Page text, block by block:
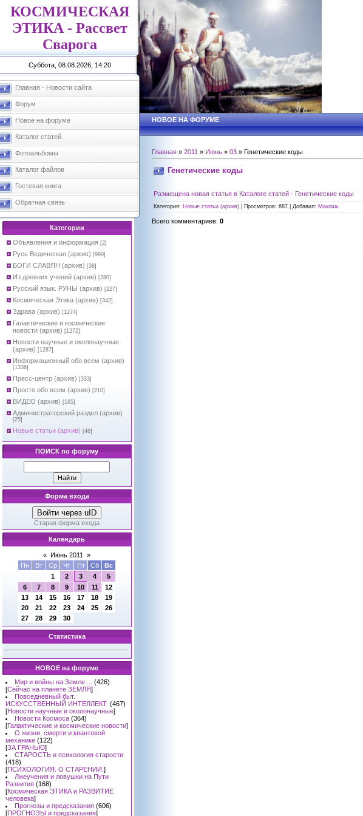
КОСМИЧЕСКАЯ
ЭТИКА - Рассвет
Сварога
Суббота, 08.08.2026, 14:20
Главная - Новости сайта
Форум
Новое на форуме
Каталог статей
Фотоальбомы
Каталог файлов
Гостевая книга
Обратная связь
Категории
Объявления и информация [2]
Русь Ведическая (архив) [990]
БОГИ СЛАВЯН (архив) [38]
Из древних учений (архив) [280]
Русский язык. РУНЫ (архив) [227]
Космическая Этика (архив) [342]
Здрава (архив) [1274]
Галактические и космические
новости (архив) [1272]
Новости научные и околонаучные
(архив) [1287]
Информационный обо всем (архив)
[1336]
Пресс-центр (архив) [333]
Просто обо всем (архив) [210]
ВИДЕО (архив) [165]
Администраторский раздел (архив)
[25]
Новые статьи (архив) [48]
ПОИСК по форуму
Форма входа
Войти через uID
Старая форма входа
Календарь
« Июнь 2011
»
Пн
Вт Ср Чт Пт Сб
Вс
1
2 3 4
5
6
7 8 9 10 11
12
13
14 15 16 17 18
19
20
21 22 23 24 25
26
27
28 29 30
Статистика
НОВОЕ на форуме
Мир и войны на Земле ...
(426)
[Сейчас на планете ЗЕМЛЯ]
Повседневный быт.
ИСКУССТВЕННЫЙ ИНТЕЛЛЕКТ. (467)
[Новости научные и околонаучные]
Новости Космоса (364)
[Галактические и космические новости]
О жизни, смерти и квантовой
механике (122)
[ЗА ГРАНЬЮ]
СТАРОСТЬ и психология старости
(418)
[ПСИХОЛОГИЯ. О СТАРЕНИИ. ]
Лжеучения и ловушки на Пути
Развития (168)
[Космическая ЭТИКА и РАЗВИТИЕ
человека]
Прогнозы и предсказания (606)
[ПРОГНОЗЫ и предсказания]
НОВОЕ НА ФОРУМЕ
Главная » 2011 » Июнь » 03 » Генетические коды
Генетические коды
Размещена новая статья в Каталоге статей - Генетические коды
Категория: Новые статьи (архив) Просмотров: 687 | Добавил: Макошь
Всего комментариев: 0